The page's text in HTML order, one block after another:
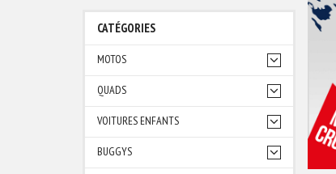
CATÉGORIES
MOTOS
QUADS
VOITURES ENFANTS
BUGGYS